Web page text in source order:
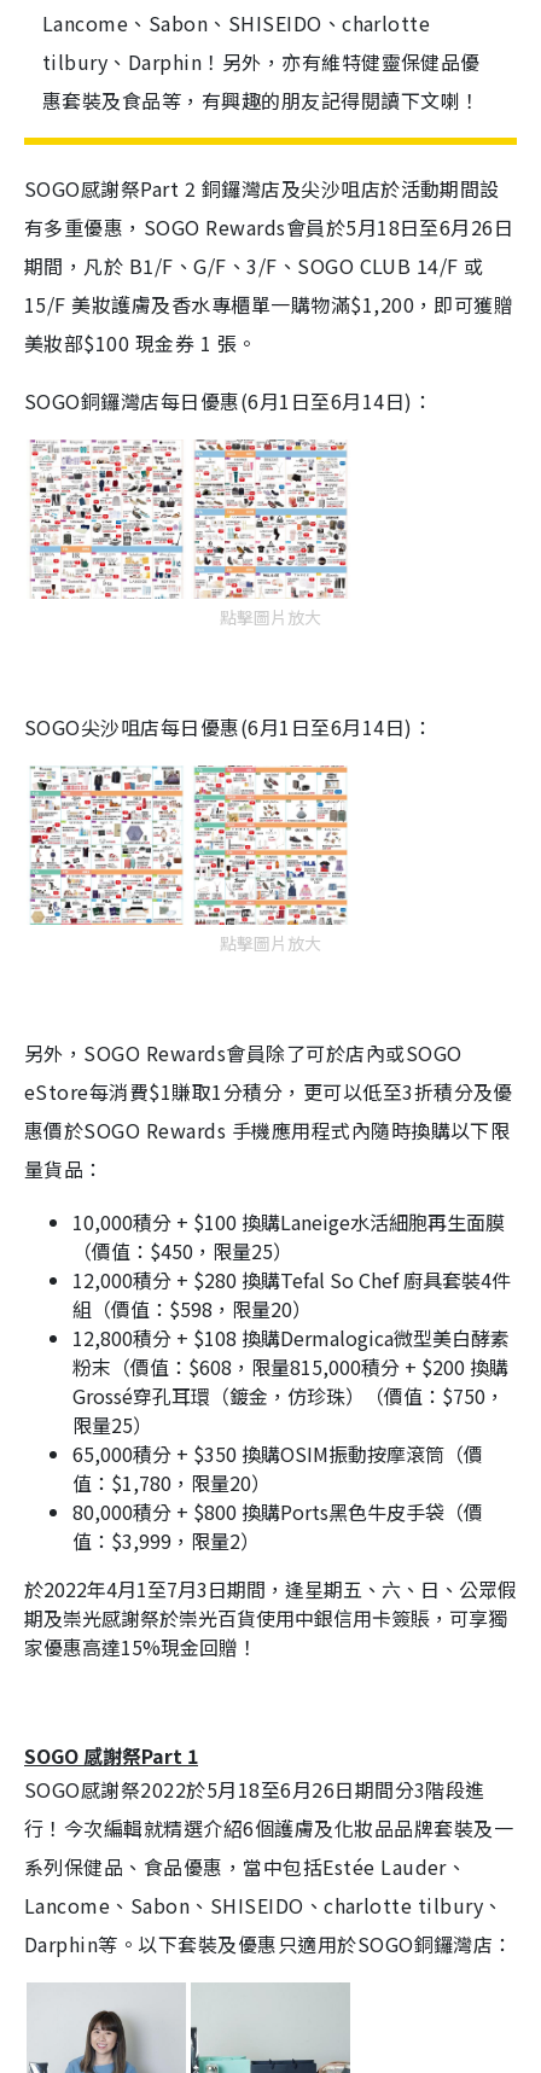
Lancome、Sabon、SHISEIDO、charlotte
tilbury、Darphin！另外，亦有維特健靈保健品優
惠套裝及食品等，有興趣的朋友記得閱讀下文喇！
SOGO感謝祭Part 2 銅鑼灣店及尖沙咀店於活動期間設
有多重優惠，SOGO Rewards會員於5月18日至6月26日
期間，凡於 B1/F、G/F、3/F、SOGO CLUB 14/F 或
15/F 美妝護膚及香水專櫃單一購物滿$1,200，即可獲贈
美妝部$100 現金券 1 張。
SOGO銅鑼灣店每日優惠(6月1日至6月14日)：
點擊圖片放大
SOGO尖沙咀店每日優惠(6月1日至6月14日)：
點擊圖片放大
另外， SOGO Rewards會員除了可於店內或SOGO
eStore每消費$1賺取1分積分，更可以低至3折積分及優
惠價於SOGO Rewards 手機應用程式內隨時換購以下限
量貨品：
10,000積分 + $100 換購Laneige水活細胞再生面膜
（價值： $450 ，限量25）
12,000積分 + $280 換購Tefal So Chef廚具套裝4件
組 （價值： $598 ，限量20）
12,800積分 + $108 換購Dermalogica微型美白酵素
粉末（價值： $608 ，限量815,000積分 + $200 換購
Grossé穿孔耳環（鍍金，仿珍珠）（價值： $750 ，
限量25）
65,000積分 + $350 換購OSIM振動按摩滾筒（價
值： $1,780 ，限量20）
80,000積分 + $800 換購Ports黑色牛皮手袋（價
值： $3,999 ，限量2）
於2022年4月1至7月3日期間，逢星期五、六、日、公眾假
期及崇光感謝祭於崇光百貨使用中銀信用卡簽賬，可享獨
家優惠高達15%現金回贈！
SOGO 感謝祭Part 1
SOGO感謝祭2022於5月18至6月26日期間分3階段進
行！今次編輯就精選介紹6個護膚及化妝品品牌套裝及一
系列保健品、食品優惠，當中包括Estée Lauder、
Lancome、Sabon、 SHISEIDO、charlotte tilbury、
Darphin等。以下套裝及優惠只適用於SOGO銅鑼灣店：